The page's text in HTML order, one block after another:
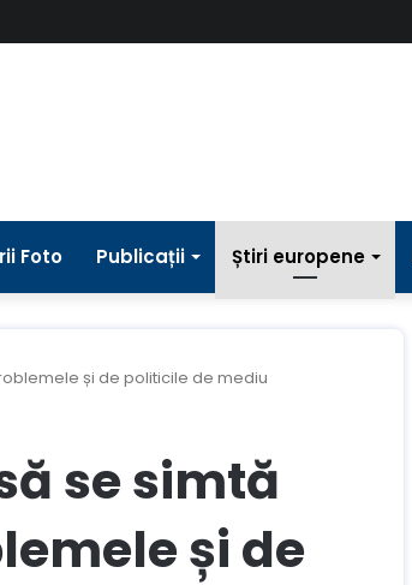
Foto Publicații Știri europene
și de politicile de mediu
se simtă
și de